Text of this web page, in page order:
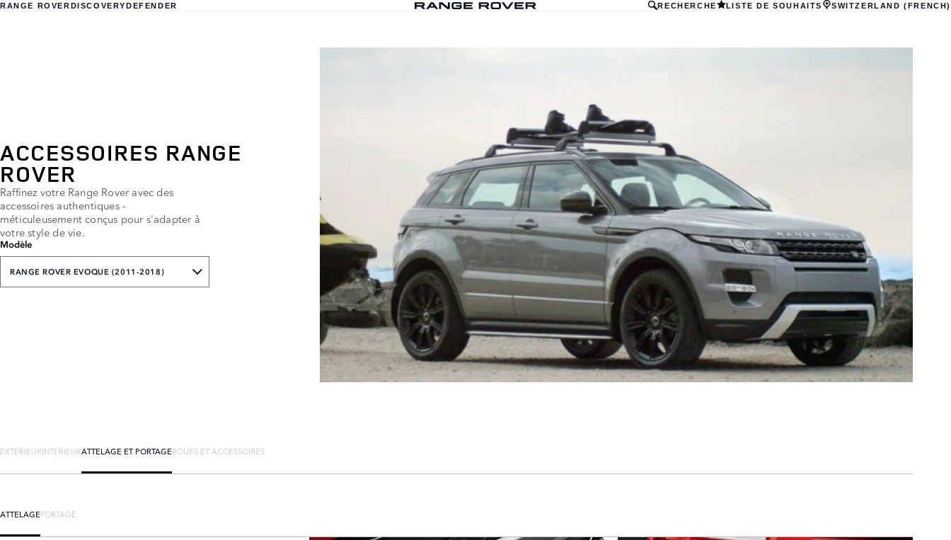
RANGE ROVERDISCOVERYDEFENDER RECHERCHE LISTE DE SOUHAITS SWITZERLAND (FRENCH)
ACCESSOIRES RANGE
ROVER
Raffinez votre Range Rover avec des
accessoires authentiques -
méticuleusement conçus pour s'adapter à
votre style de vie.
Modèle
RANGE ROVER EVOQUE (2011-2018)
EXTÉRIEURINTÉRIEURATTELAGE ET PORTAGEROUES ET ACCESSOIRES
ATTELAGEPORTAGE